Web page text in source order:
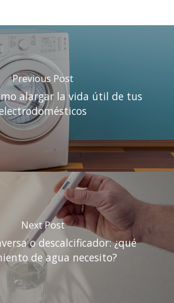
Previous Post
alargar la vida útil de tus
Next Post
o descalcificador: ¿qué
de agua necesito?